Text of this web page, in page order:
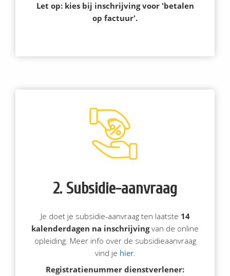
Let op: kies bij inschrijving voor 'betalen
op factuur'.
2. Subsidie-aanvraag
Je doet je subsidie-aanvraag ten laatste 14
kalenderdagen na inschrijvingvan de online
opleiding. Meer info over de subsidieaanvraag
vind je hier.
Registratienummer dienstverlener: